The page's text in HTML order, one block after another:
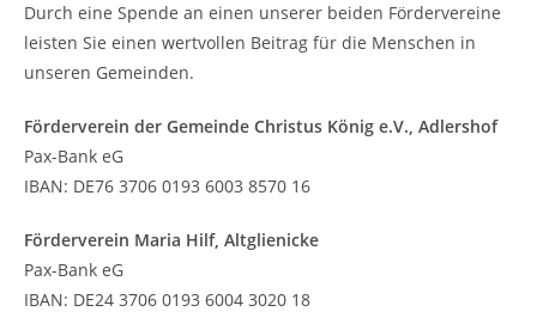
Durch eine Spende an einen unserer beiden Fördervereine
leisten Sie einen wertvollen Beitrag für die Menschen in
unseren Gemeinden.
Förderverein der Gemeinde Christus König e.V., Adlershof
Pax-Bank eG
IBAN: DE76 3706 0193 6003 8570 16
Förderverein Maria Hilf, Altglienicke
Pax-Bank eG
IBAN: DE24 3706 0193 6004 3020 18